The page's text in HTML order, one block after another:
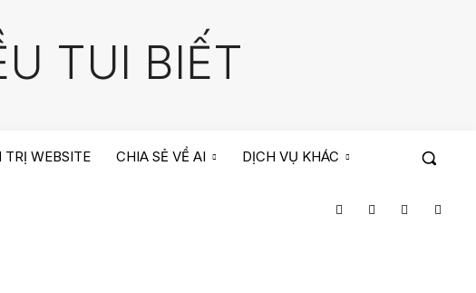
TUI BIẾT
TRỊ WEBSITE CHIA SẺ VỀ AI DỊCH VỤ KHÁC